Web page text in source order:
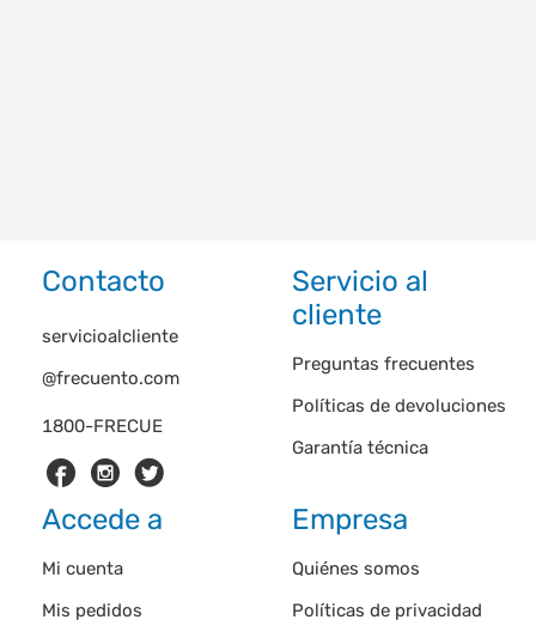
Contacto
1800-FRECUE
servicioalcliente
@frecuento.com
Servicio al
cliente
Preguntas frecuentes
Políticas de devoluciones
Garantía técnica
Accede a
Mi cuenta
Mis pedidos
Empresa
Quiénes somos
Políticas de privacidad